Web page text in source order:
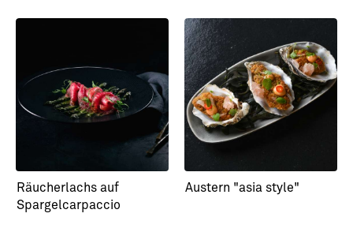
Räucherlachs Häppchen
mit Orange und Estragon
Gefüllte Eier-Häppchen
mit Sardinenpaté
Räucherlachs auf
Spargelcarpaccio
Austern "asia style"